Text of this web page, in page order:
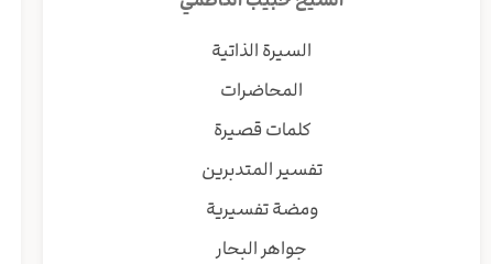
السيرة الذاتية
المحاضرات
كلمات قصيرة
تفسير المتدبرين
ومضة تفسيرية
جواهر البحار